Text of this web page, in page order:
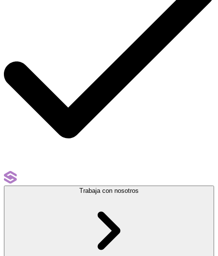
Trabaja con nosotros